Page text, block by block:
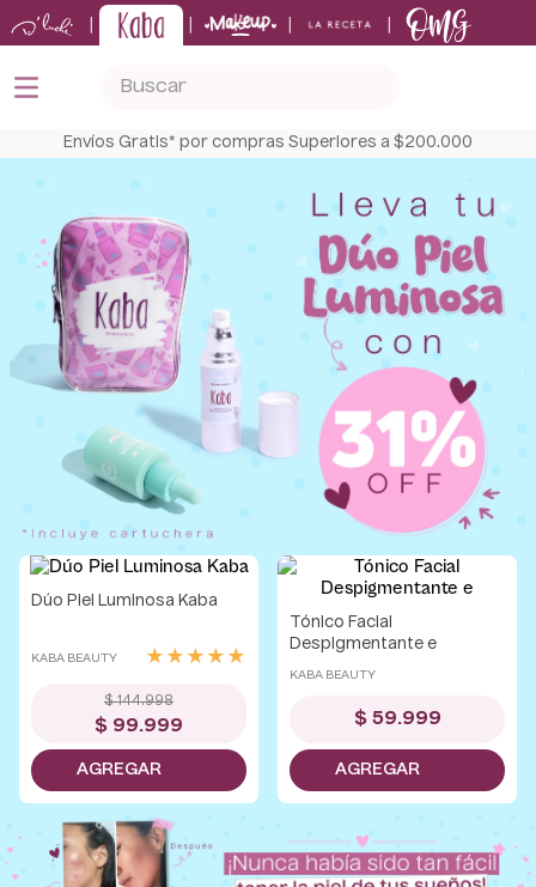
Envíos Gratis* por compras Superiores a $200.000
Dúo Piel Luminosa Kaba
KABA BEAUTY ★ ★ ★ ★ ★
$ 144.998
$ 99.999
Tónico Facial
Despigmentante e
KABA BEAUTY
$ 59.999
TÉRMINOS MÁS BUSCADOS
shampoo
.
bronceador
tónico
keratina